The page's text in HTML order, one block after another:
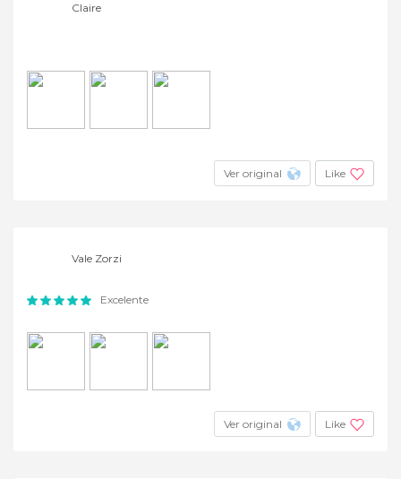
Claire
Ver original Like
Vale Zorzi
Excelente
Ver original Like